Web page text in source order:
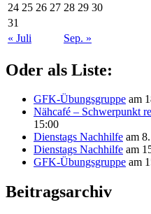
24 25 26 27 28 29 30
31
« Juli
Sep. »
Oder als Liste:
GFK-Übungsgruppe am
Nähcafé – Schwerpunkt
15:00
Dienstags Nachhilfe am
Dienstags Nachhilfe am
GFK-Übungsgruppe am
Beitragsarchiv